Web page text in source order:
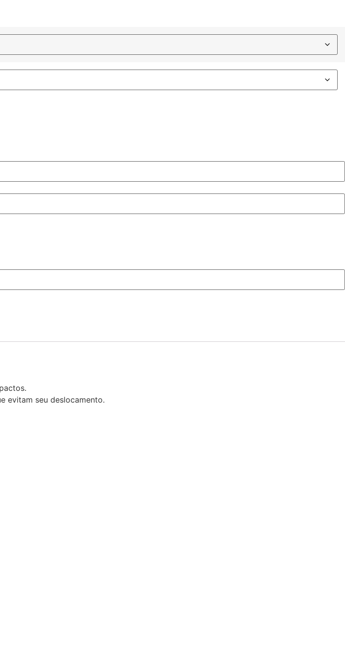
evitam seu deslocamento.